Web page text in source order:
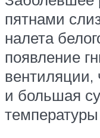
пятнами
налета
появление
вентиляции,
и большая
температуры